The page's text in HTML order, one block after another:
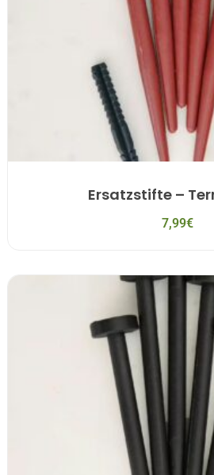
Ersatzstifte –
7,99€